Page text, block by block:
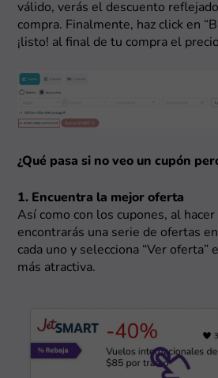
válido, verás el descuento
compra. Finalmente, haz click en
¡listo! al final de tu compra el
¿Qué pasa si no veo un cupón
1. Encuentra la mejor oferta
Así como con los cupones, al
encontrarás una serie de ofertas
cada uno y selecciona “Ver oferta”
más atractiva.